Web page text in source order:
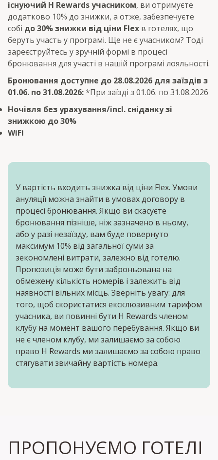
існуючий H Rewards учасником, ви отримуєте
додатково 10% до знижки, а отже, забезпечуєте
собі до 30% знижки від ціни Flex в готелях, що
беруть участь у програмі. Ще не є учасником? Тоді
зареєструйтесь у зручній формі в процесі
бронювання для участі в нашій програмі лояльності.
Бронювання доступне до 28.08.2026 для заїздів з
01.06. по 31.08.2026:*При заїзді з 01.06. по 31.08.2026
Ночівля без урахування/incl. сніданку зі
знижкою до 30%
WiFi
У вартість входить знижка від ціни Flex. Умови
ануляції можна знайти в умовах договору в
процесі бронювання. Якщо ви скасуєте
бронювання пізніше, ніж зазначено в ньому,
або у разі незаїзду, вам буде повернуто
максимум 10% від загальної суми за
зекономлені витрати, залежно від готелю.
Пропозиція може бути заброньована на
обмежену кількість номерів і залежить від
наявності вільних місць. Зверніть увагу: для
того, щоб скористатися ексклюзивним тарифом
учасника, ви повинні бути H Rewards членом
клубу на момент вашого перебування. Якщо ви
не є членом клубу, ми залишаємо за собою
право H Rewards ми залишаємо за собою право
стягувати звичайну вартість номера.
ПРОПОНУЄМО ГОТЕЛІ